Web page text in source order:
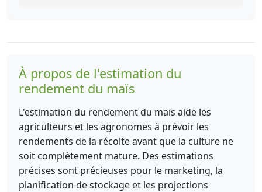
À propos de l'estimation du
rendement du maïs
L'estimation du rendement du maïs aide les
agriculteurs et les agronomes à prévoir les
rendements de la récolte avant que la culture ne
soit complètement mature. Des estimations
précises sont précieuses pour le marketing, la
planification de stockage et les projections